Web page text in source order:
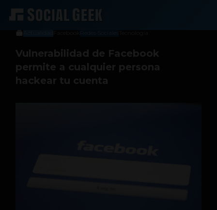
Social Geek
15 de julio de 2013
Vulnerabilidad de Facebook
permite a cualquier persona
hackear tu cuenta